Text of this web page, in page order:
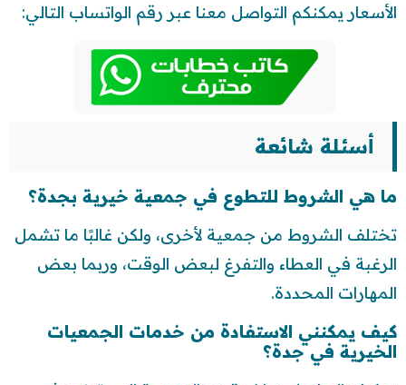
الأسعار يمكنكم التواصل معنا عبر رقم الواتساب التالي:
أسئلة شائعة
ما هي الشروط للتطوع في جمعية خيرية بجدة؟
تختلف الشروط من جمعية لأخرى، ولكن غالبًا ما تشمل
الرغبة في العطاء والتفرغ لبعض الوقت، وربما بعض
المهارات المحددة.
كيف يمكنني الاستفادة من خدمات الجمعيات
الخيرية في جدة؟